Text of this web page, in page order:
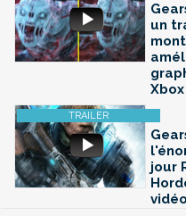
un
jour
vidéo